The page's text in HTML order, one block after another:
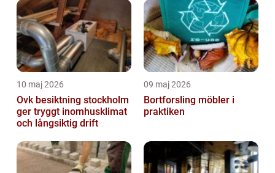
10 maj 2026
Ovk besiktning stockholm
ger tryggt inomhusklimat
och långsiktig drift
09 maj 2026
Bortforsling möbler i
praktiken